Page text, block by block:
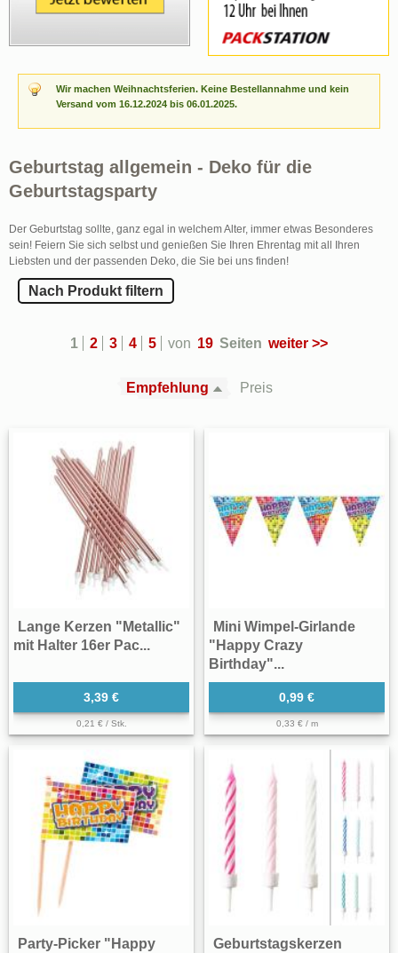
Wir machen Weihnachtsferien. Keine Bestellannahme und kein
Versand vom 16.12.2024 bis 06.01.2025.
Geburtstag allgemein - Deko für die
Geburtstagsparty
Der Geburtstag sollte, ganz egal in welchem Alter, immer etwas Besonderes
sein! Feiern Sie sich selbst und genießen Sie Ihren Ehrentag mit all Ihren
Liebsten und der passenden Deko, die Sie bei uns finden!
Nach Produkt filtern
1 2 3 4 5 von 19 Seiten weiter >>
Empfehlung Preis
Lange Kerzen "Metallic"
mit Halter 16er Pac...
3,39 €
0,21 € / Stk.
Mini Wimpel-Girlande
"Happy Crazy
Birthday"...
0,99 €
0,33 € / m
Party-Picker "Happy
Geburtstagskerzen